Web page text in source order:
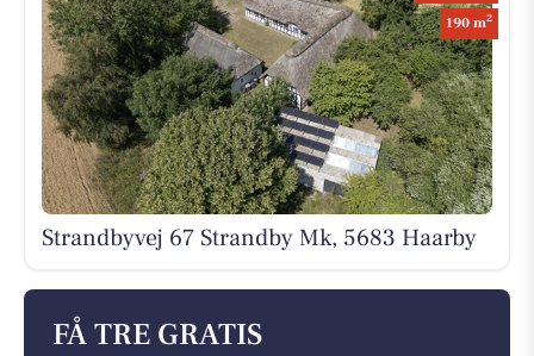
190 m2
Strandbyvej 67 Strandby Mk, 5683 Haarby
FÅ TRE GRATIS